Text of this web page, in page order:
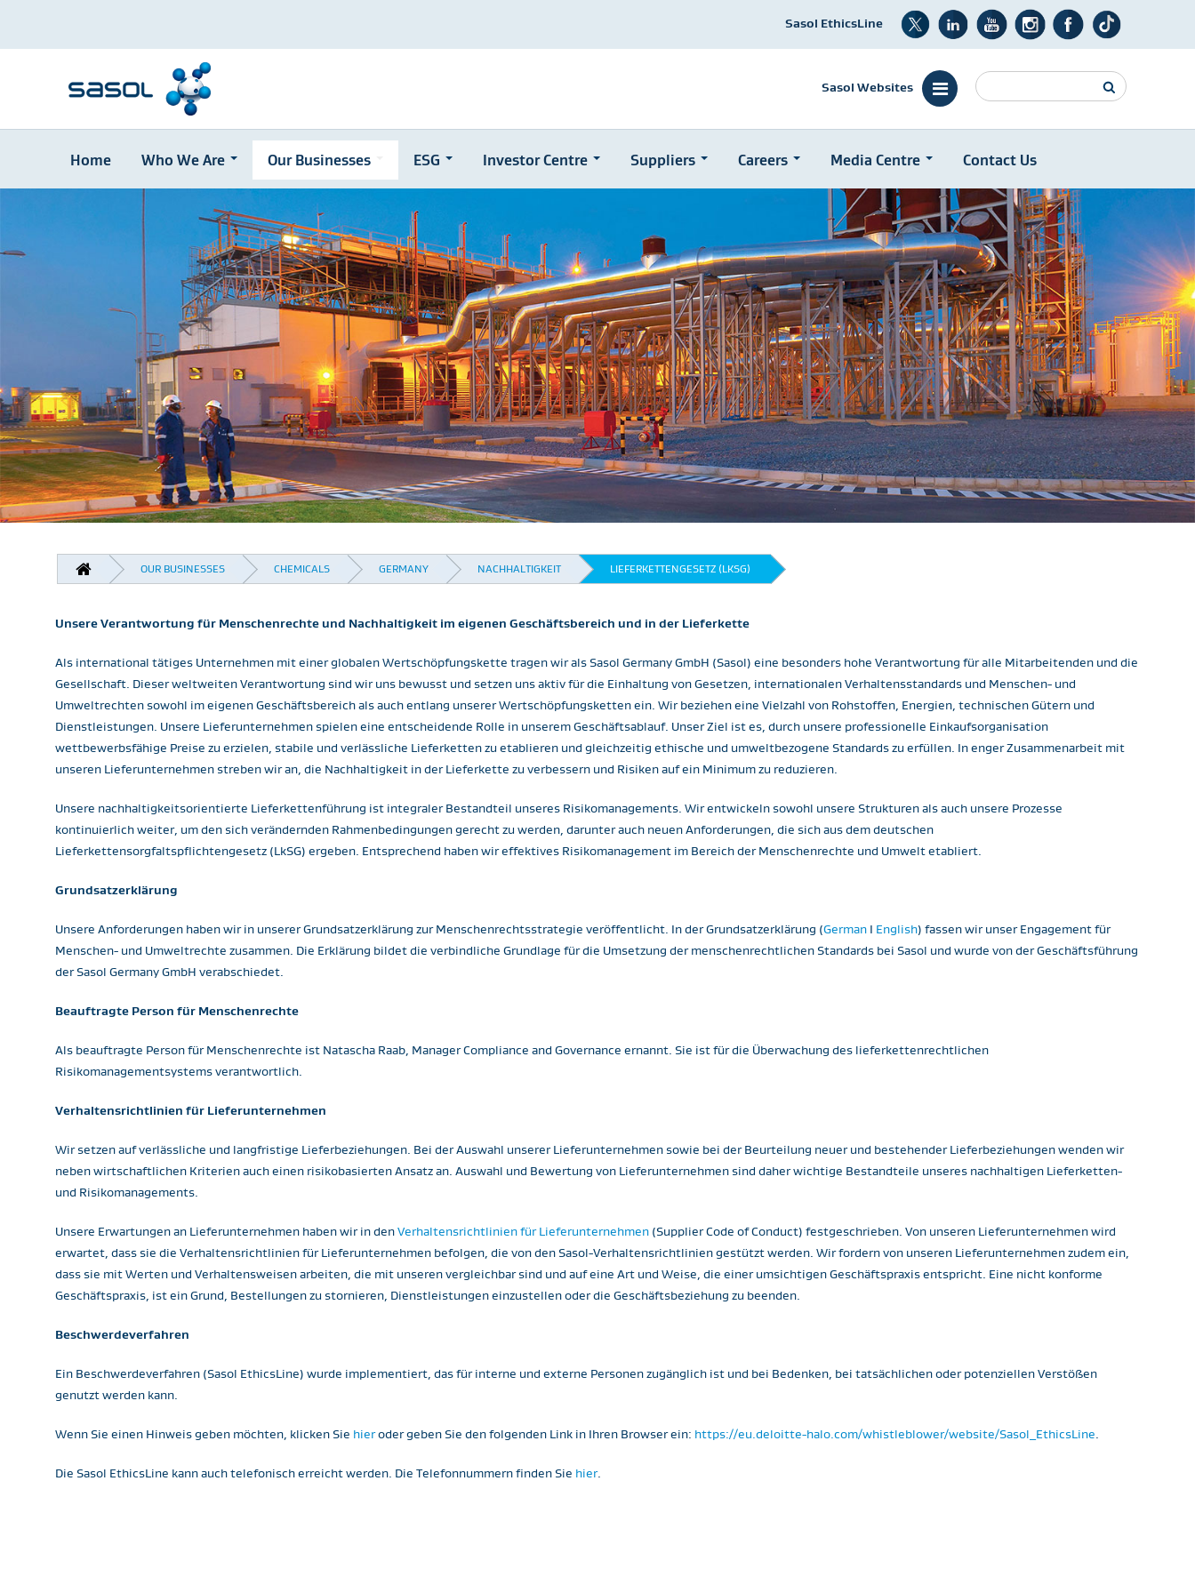
content
Sasol EthicsLine
Sasol Websites Search
Home Who We Are Our Businesses ESG Investor Centre Suppliers Careers Media Centre Contact Us
BREADCRUMB
OUR BUSINESSES CHEMICALS GERMANY NACHHALTIGKEIT LIEFERKETTENGESETZ (LKSG) ​
Unsere Verantwortung für Menschenrechte und Nachhaltigkeit im eigenen Geschäftsbereich und in der Lieferkette
Als international tätiges Unternehmen mit einer globalen Wertschöpfungskette tragen wir als Sasol Germany GmbH (Sasol) eine besonders hohe Verantwortung für alle Mitarbeitenden und die
Gesellschaft. Dieser weltweiten Verantwortung sind wir uns bewusst und setzen uns aktiv für die Einhaltung von Gesetzen, internationalen Verhaltensstandards und Menschen- und
Umweltrechten sowohl im eigenen Geschäftsbereich als auch entlang unserer Wertschöpfungsketten ein. Wir beziehen eine Vielzahl von Rohstoffen, Energien, technischen Gütern und
Dienstleistungen. Unsere Lieferunternehmen spielen eine entscheidende Rolle in unserem Geschäftsablauf. Unser Ziel ist es, durch unsere professionelle Einkaufsorganisation
wettbewerbsfähige Preise zu erzielen, stabile und verlässliche Lieferketten zu etablieren und gleichzeitig ethische und umweltbezogene Standards zu erfüllen. In enger Zusammenarbeit mit
unseren Lieferunternehmen streben wir an, die Nachhaltigkeit in der Lieferkette zu verbessern und Risiken auf ein Minimum zu reduzieren.​
Unsere nachhaltigkeitsorientierte Lieferkettenführung ist integraler Bestandteil unseres Risikomanagements. Wir entwickeln sowohl unsere Strukturen als auch unsere Prozesse
kontinuierlich weiter, um den sich verändernden Rahmenbedingungen gerecht zu werden, darunter auch neuen Anforderungen, die sich aus dem deutschen
Lieferkettensorgfaltspflichtengesetz (LkSG) ergeben. Entsprechend haben wir effektives Risikomanagement im Bereich der Menschenrechte und Umwelt etabliert. ​
Grundsatzerklärung
Unsere Anforderungen haben wir in unserer Grundsatzerklärung zur Menschenrechtsstrategie veröffentlicht. In der Grundsatzerklärung (German I English) fassen wir unser Engagement für
Menschen- und Umweltrechte zusammen. Die Erklärung bildet die verbindliche Grundlage für die Umsetzung der menschenrechtlichen Standards bei Sasol und wurde von der Geschäftsführung
der Sasol Germany GmbH verabschiedet. ​
Beauftragte Person für Menschenrechte
Als beauftragte Person für Menschenrechte ist Natascha Raab, Manager Compliance and Governance ernannt. Sie ist für die Überwachung des lieferkettenrechtlichen
Risikomanagementsystems verantwortlich.​
Verhaltensrichtlinien für Lieferunternehmen
Wir setzen auf verlässliche und langfristige Lieferbeziehungen. Bei der Auswahl unserer Lieferunternehmen sowie bei der Beurteilung neuer und bestehender Lieferbeziehungen wenden wir
neben wirtschaftlichen Kriterien auch einen risikobasierten Ansatz an. Auswahl und Bewertung von Lieferunternehmen sind daher wichtige Bestandteile unseres nachhaltigen Lieferketten-
und Risikomanagements. ​
Unsere Erwartungen an Lieferunternehmen haben wir in denVerhaltensrichtlinien für Lieferunternehmen (Supplier Code of Conduct) festgeschrieben. Von unseren Lieferunternehmen wird
erwartet, dass sie die Verhaltensrichtlinien für Lieferunternehmen befolgen, die von den Sasol-Verhaltensrichtlinien gestützt werden. Wir fordern von unseren Lieferunternehmen zudem ein,
dass sie mit Werten und Verhaltensweisen arbeiten, die mit unseren vergleichbar sind und auf eine Art und Weise, die einer umsichtigen Geschäftspraxis entspricht. Eine nicht konforme
Geschäftspraxis, ist ein Grund, Bestellungen zu stornieren, Dienstleistungen einzustellen oder die Geschäftsbeziehung zu beenden.​​
Beschwerdeverfahren
Ein Beschwerdeverfahren (Sasol EthicsLine) wurde implementiert, das für interne und externe Personen zugänglich ist und bei Bedenken, bei tatsächlichen oder potenziellen Verstößen
genutzt werden kann. ​
Wenn Sie einen Hinweis geben möchten, klicken Sie hieroder geben Sie den folgenden Link in Ihren Browser ein: https://eu.deloitte-halo.com/whistleblower/website/Sasol_EthicsLine. ​
Die Sasol EthicsLine kann auch telefonisch erreicht werden. Die Telefonnummern finden Sie hier.​